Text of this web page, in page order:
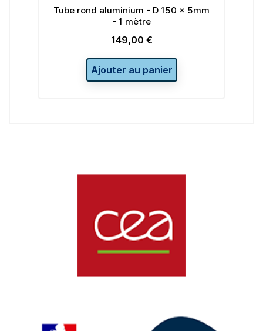
Tube rond aluminium - D 150 x 5mm
- 1 mètre
Prix
149,00 €
Ajouter au panier